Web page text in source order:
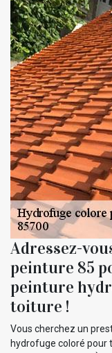
Adressez-
peinture 85
peinture
toiture !
Vous cherchez un
hydrofuge coloré pour